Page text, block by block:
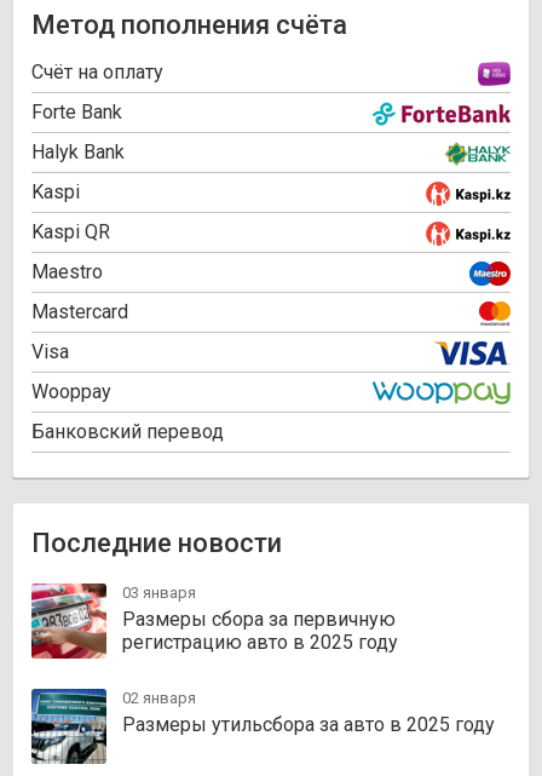
Метод пополнения счёта
Cчёт на оплату
Forte Bank
Halyk Bank
Kaspi
Kaspi QR
Maestro
Mastercard
Visa
Wooppay
Банковский перевод
Последние новости
03 января
Размеры сбора за первичную
регистрацию авто в 2025 году
02 января
Размеры утильсбора за авто в 2025 году